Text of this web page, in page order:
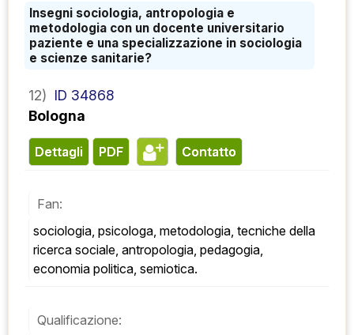
Insegni sociologia, antropologia e
metodologia con un docente universitario
paziente e una specializzazione in sociologia
e scienze sanitarie?
12) ID 34868
Bologna
Dettagli PDF contatto
Fan:
sociologia, psicologa, metodologia, tecniche della
ricerca sociale, antropologia, pedagogia,
economia politica, semiotica.
Qualificazione: